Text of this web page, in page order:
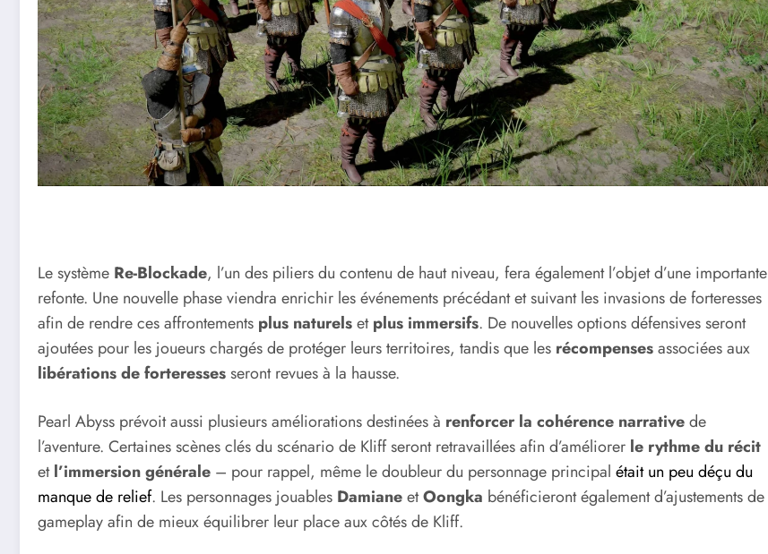
Le système Re-Blockade, l’un des piliers du contenu de haut niveau, fera également l’objet d’une importante
refonte. Une nouvelle phase viendra enrichir les événements précédant et suivant les invasions de forteresses
afin de rendre ces affrontements plus naturelsetplus immersifs. De nouvelles options défensives seront
ajoutées pour les joueurs chargés de protéger leurs territoires, tandis que les récompensesassociées aux
libérations de forteressesseront revues à la hausse.
Pearl Abyss prévoit aussi plusieurs améliorations destinées à renforcer la cohérence narrativede
l’aventure. Certaines scènes clés du scénario de Kliff seront retravaillées afin d’améliorer le rythme du récit
etl’immersion générale – pour rappel, même le doubleur du personnage principal était un peu déçu du
manque de relief. Les personnages jouables DamianeetOongka bénéficieront également d’ajustements de
gameplay afin de mieux équilibrer leur place aux côtés de Kliff.